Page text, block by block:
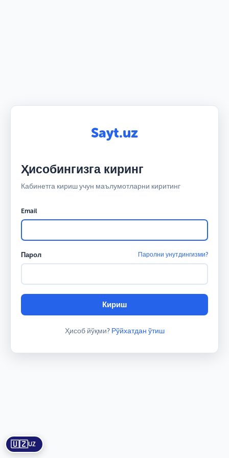
Sayt.uz
Ҳисобингизга киринг
Кабинетга кириш учун маълумотларни киритинг
Email
Парол Паролни унутдингизми?
Кириш
Ҳисоб йўқми? Рўйхатдан ўтиш
🇺🇿UZ